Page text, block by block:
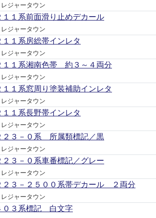
レジャータウン
１１系前面滑り止めデカール
レジャータウン
１１系房総帯インレタ
レジャータウン
１１系湘南色帯 約３～４両分
レジャータウン
１１系窓周り塗装補助インレタ
レジャータウン
１１系長野帯インレタ
レジャータウン
２３－０系 所属類標記／黒
レジャータウン
２３－０系車番標記／グレー
レジャータウン
２３－２５００系帯デカール ２両分
レジャータウン
０３系標記 白文字